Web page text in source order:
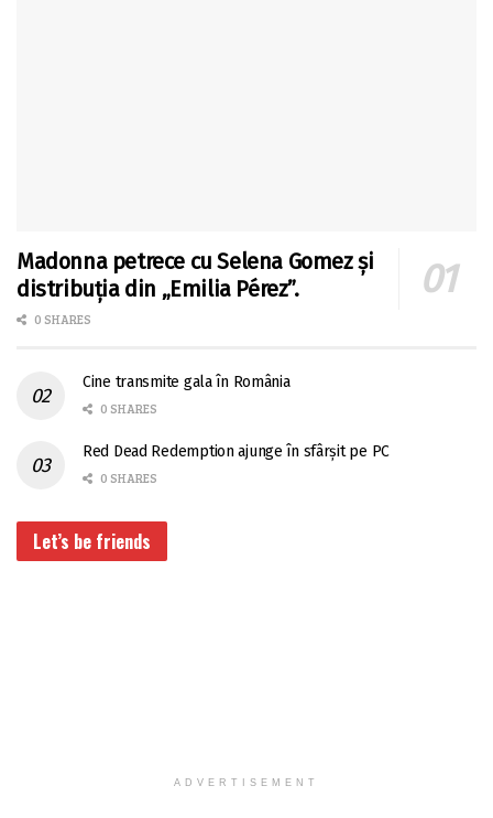
Madonna petrece cu Selena Gomez și
distribuția din „Emilia Pérez”.
0 SHARES
Cine transmite gala în România
0 SHARES
Red Dead Redemption ajunge în sfârșit pe PC
0 SHARES
Let’s be friends
ADVERTISEMENT